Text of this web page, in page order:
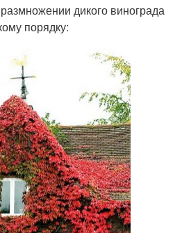
дикого винограда
порядку: